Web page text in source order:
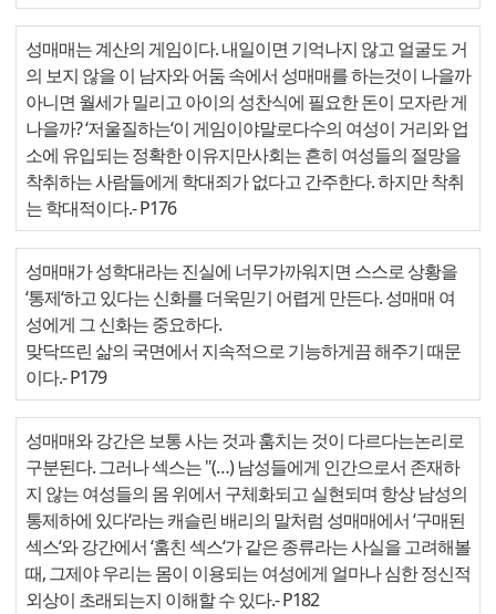
성매매는 계산의 게임이다. 내일이면 기억나지 않고 얼굴도 거
의 보지 않을 이 남자와 어둠 속에서 성매매를 하는것이 나을까
아니면 월세가 밀리고 아이의 성찬식에 필요한 돈이 모자란 게
나을까? ‘저울질하는‘이 게임이야말로다수의 여성이 거리와 업
소에 유입되는 정확한 이유지만사회는 흔히 여성들의 절망을
착취하는 사람들에게 학대죄가 없다고 간주한다. 하지만 착취
는 학대적이다.- P176
성매매가 성학대라는 진실에 너무가까워지면 스스로 상황을
‘통제‘하고 있다는 신화를 더욱믿기 어렵게 만든다. 성매매 여
성에게 그 신화는 중요하다.
맞닥뜨린 삶의 국면에서 지속적으로 기능하게끔 해주기 때문
이다.- P179
성매매와 강간은 보통 사는 것과 훔치는 것이 다르다는논리로
구분된다. 그러나 섹스는 "(…) 남성들에게 인간으로서 존재하
지 않는 여성들의 몸 위에서 구체화되고 실현되며 항상 남성의
통제하에 있다‘라는 캐슬린 배리의 말처럼 성매매에서 ‘구매된
섹스‘와 강간에서 ‘훔친 섹스‘가 같은 종류라는 사실을 고려해볼
때, 그제야 우리는 몸이 이용되는 여성에게 얼마나 심한 정신적
외상이 초래되는지 이해할 수 있다.- P182